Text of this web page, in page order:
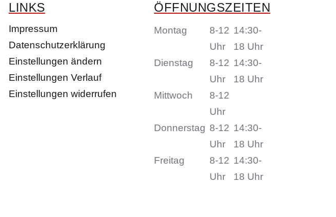
LINKS
Impressum
Datenschutzerklärung
Einstellungen ändern
Einstellungen Verlauf
Einstellungen widerrufen
ÖFFNUNGSZEITEN
Montag
8-12
Uhr
14:30-
18 Uhr
Dienstag
8-12
Uhr
14:30-
18 Uhr
Mittwoch
8-12
Uhr
Donnerstag 8-12
Uhr
14:30-
18 Uhr
Freitag
8-12
Uhr
14:30-
18 Uhr